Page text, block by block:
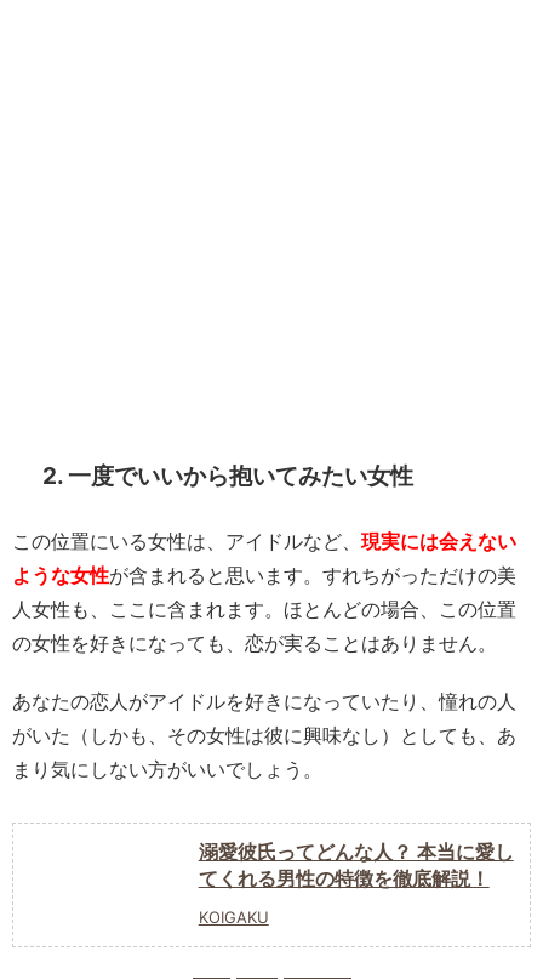
2. 一度でいいから抱いてみたい女性
この位置にいる女性は、アイドルなど、 現実には会えない
ような女性が含まれると思います。すれちがっただけの美
人女性も、ここに含まれます。ほとんどの場合、この位置
の女性を好きになっても、恋が実ることはありません。
あなたの恋人がアイドルを好きになっていたり、憧れの人
がいた（しかも、その女性は彼に興味なし）としても、あ
まり気にしない方がいいでしょう。
溺愛彼氏ってどんな人？ 本当に愛し
てくれる男性の特徴を徹底解説！
KOIGAKU